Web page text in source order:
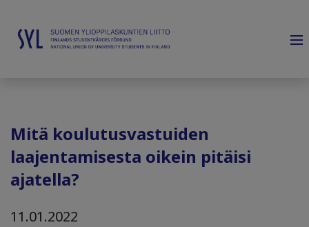
Mitä koulutusvastuiden
laajentamisesta oikein pitäisi
ajatella?
11.01.2022